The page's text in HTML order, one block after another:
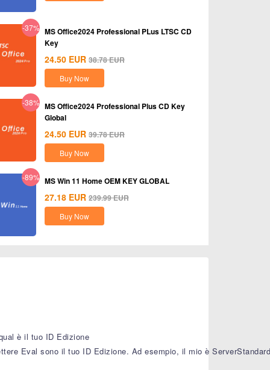
-37% MS Office2024 Professional PLus LTSC CD
Key
24.50 EUR 38.78EUR
Buy Now
-38% MS Office2024 Professional Plus CD Key
Global
24.50 EUR 39.78EUR
Buy Now
-89% MS Win 11 Home OEM KEY GLOBAL
27.18 EUR 239.99EUR
Buy Now
è il tuo ID Edizione
Eval sono il tuo ID Edizione. Ad esempio, il mio è